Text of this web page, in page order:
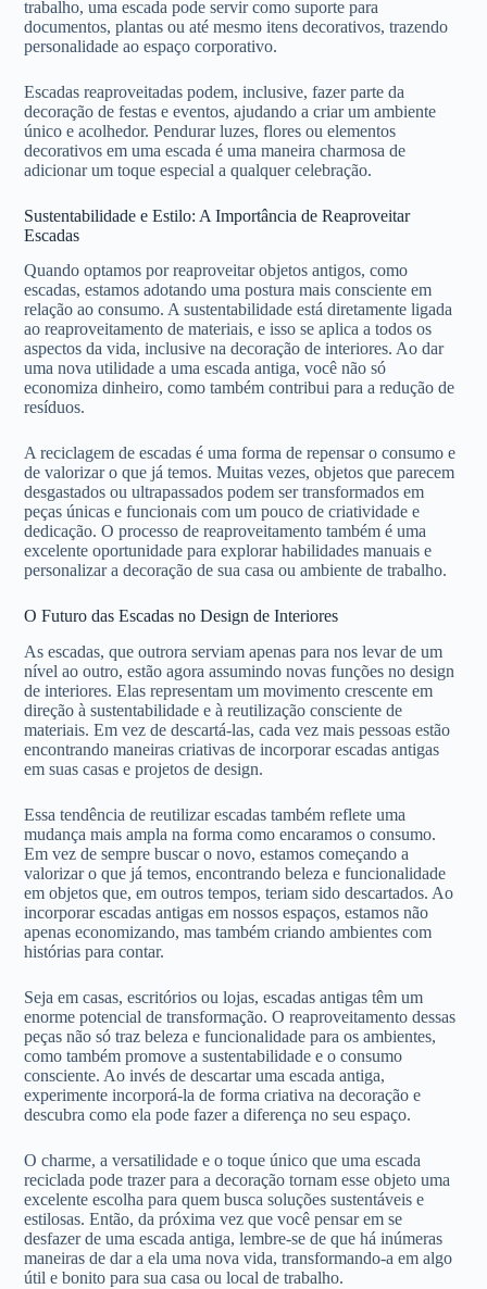
trabalho, uma escada pode servir como suporte para
documentos, plantas ou até mesmo itens decorativos, trazendo
personalidade ao espaço corporativo.
Escadas reaproveitadas podem, inclusive, fazer parte da
decoração de festas e eventos, ajudando a criar um ambiente
único e acolhedor. Pendurar luzes, flores ou elementos
decorativos em uma escada é uma maneira charmosa de
adicionar um toque especial a qualquer celebração.
Sustentabilidade e Estilo: A Importância de Reaproveitar
Escadas
Quando optamos por reaproveitar objetos antigos, como
escadas, estamos adotando uma postura mais consciente em
relação ao consumo. A sustentabilidade está diretamente ligada
ao reaproveitamento de materiais, e isso se aplica a todos os
aspectos da vida, inclusive na decoração de interiores. Ao dar
uma nova utilidade a uma escada antiga, você não só
economiza dinheiro, como também contribui para a redução de
resíduos.
A reciclagem de escadas é uma forma de repensar o consumo e
de valorizar o que já temos. Muitas vezes, objetos que parecem
desgastados ou ultrapassados podem ser transformados em
peças únicas e funcionais com um pouco de criatividade e
dedicação. O processo de reaproveitamento também é uma
excelente oportunidade para explorar habilidades manuais e
personalizar a decoração de sua casa ou ambiente de trabalho.
O Futuro das Escadas no Design de Interiores
As escadas, que outrora serviam apenas para nos levar de um
nível ao outro, estão agora assumindo novas funções no design
de interiores. Elas representam um movimento crescente em
direção à sustentabilidade e à reutilização consciente de
materiais. Em vez de descartá-las, cada vez mais pessoas estão
encontrando maneiras criativas de incorporar escadas antigas
em suas casas e projetos de design.
Essa tendência de reutilizar escadas também reflete uma
mudança mais ampla na forma como encaramos o consumo.
Em vez de sempre buscar o novo, estamos começando a
valorizar o que já temos, encontrando beleza e funcionalidade
em objetos que, em outros tempos, teriam sido descartados. Ao
incorporar escadas antigas em nossos espaços, estamos não
apenas economizando, mas também criando ambientes com
histórias para contar.
Seja em casas, escritórios ou lojas, escadas antigas têm um
enorme potencial de transformação. O reaproveitamento dessas
peças não só traz beleza e funcionalidade para os ambientes,
como também promove a sustentabilidade e o consumo
consciente. Ao invés de descartar uma escada antiga,
experimente incorporá-la de forma criativa na decoração e
descubra como ela pode fazer a diferença no seu espaço.
O charme, a versatilidade e o toque único que uma escada
reciclada pode trazer para a decoração tornam esse objeto uma
excelente escolha para quem busca soluções sustentáveis e
estilosas. Então, da próxima vez que você pensar em se
desfazer de uma escada antiga, lembre-se de que há inúmeras
maneiras de dar a ela uma nova vida, transformando-a em algo
útil e bonito para sua casa ou local de trabalho.